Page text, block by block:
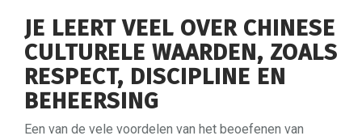
JE LEERT VEEL OVER CHINESE
CULTURELE WAARDEN, ZOALS
RESPECT, DISCIPLINE EN
BEHEERSING
Een van de vele voordelen van het beoefenen van